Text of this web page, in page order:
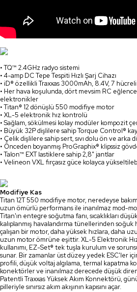
• TQ™ 2.4GHz radyo sistemi
• 4-amp DC Tepe Tespiti Hızlı Şarj Cihazı
• iD® özellikli Traxxas 3000mAh, 8.4V, 7
• Her hava koşulunda, dört mevsim RC
elektronikler
• Titan® 12 dönüşlü 550 modifiye motor
• XL-5 elektronik hız kontrolü
• Sağlam, sökülmesi kolay modüler kompozit
• Büyük 32P dişlilere sahip Torque Control®
• Çelik dişlilere sahip sert, sıvı dolu ön ve arka
• Önceden boyanmış ProGraphix® klipssiz
• Talon™ EXT lastiklere sahip 2,8" jantlar
• Velineon VXL fırçasız güce kolayca
Modifiye Kas
Titan 12T 550 modifiye motor, neredeyse
uzun ömürlü performans ile inanılmaz mod-
Titan'ın entegre soğutma fanı, sıcaklıkları
kalıplanmış havalandırma tünellerinden soğuk
çalışan bir motor, daha yüksek hızlara, daha
uzun motor ömrüne eşittir. XL-5 Elektronik
kullanımı, EZ-Set® tek tuşla kurulum ve
sunar. Bir zamanlar üst düzey yedek ESC'ler
profili, düşük voltaj algılama, termal kapatma
konektörler ve inanılmaz derecede düşük
Patentli Traxxas Yüksek Akım Konnektörü,
pilleriyle sınırsız akım akışının kapısını açar.